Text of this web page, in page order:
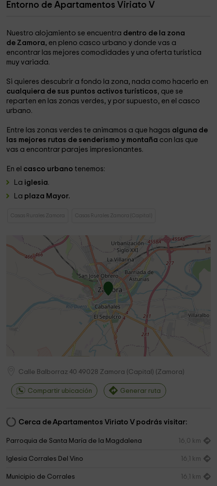
Entorno de Apartamentos Viriato V
Nuestro alojamiento se encuentra dentro de la zona
de Zamora, en pleno casco urbano y donde vas a
encontrar las mejores comodidades y una oferta turística
muy variada.
Si quieres descubrir a fondo la zona, nada como hacerlo en
cualquiera de sus puntos activos turísticos, que se
reparten en las zonas verdes, y por supuesto, en el casco
urbano.
Entre las zonas verdes te animamos a que hagas alguna de
las mejores rutas de senderismo y montaña con las que
vas a encontrar parajes impresionantes.
En el casco urbano tenemos:
La iglesia.
La plaza Mayor.
Casas Rurales Zamora Casas Rurales Zamora (Capital)
Calle Balborraz 40 49028 Zamora (Capital) (Zamora)
Compartir ubicación Generar ruta
Cerca de Apartamentos Viriato V podrás visitar:
Parroquia de Santa María de la Magdalena 16,0 km
Iglesia Corrales Del Vino 16,1 km
Municipio de Corrales 16,1 km